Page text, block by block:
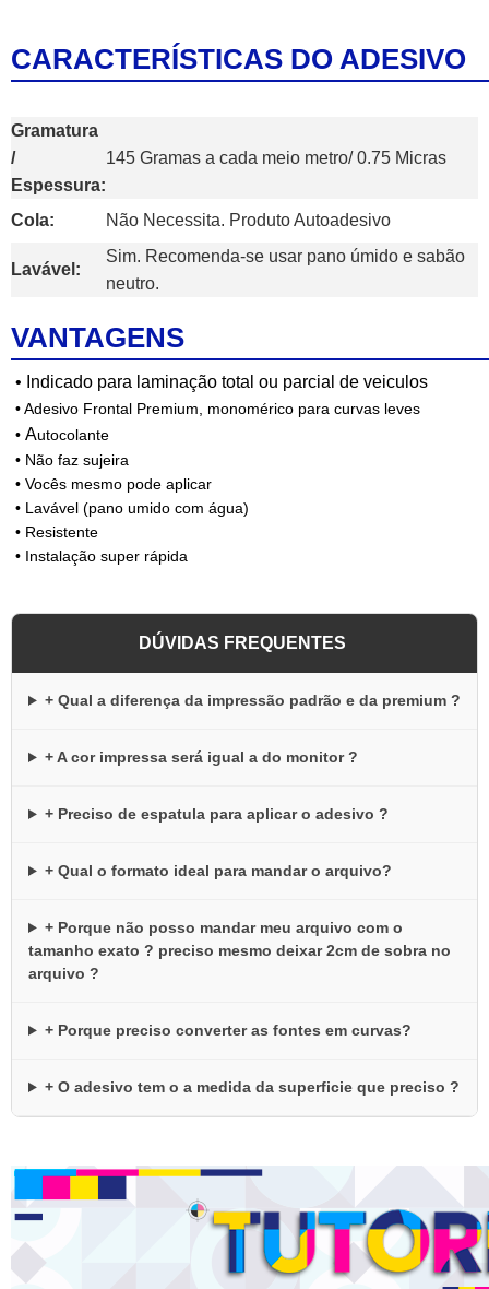
CARACTERÍSTICAS DO ADESIVO
Gramatura
/
Espessura:
145 Gramas a cada meio metro/ 0.75 Micras
Cola: Não Necessita. Produto Autoadesivo
Lavável:
Sim. Recomenda-se usar pano úmido e sabão
neutro.
VANTAGENS
• Indicado para laminação total ou parcial de veiculos
• Adesivo Frontal Premium, monomérico para curvas leves
• Autocolante
• Não faz sujeira
• Vocês mesmo pode aplicar
• Lavável (pano umido com água)
• Resistente
• Instalação super rápida
DÚVIDAS FREQUENTES
+ Qual a diferença da impressão padrão e da premium ?
+ A cor impressa será igual a do monitor ?
+ Preciso de espatula para aplicar o adesivo ?
+ Qual o formato ideal para mandar o arquivo?
+ Porque não posso mandar meu arquivo com o
tamanho exato ? preciso mesmo deixar 2cm de sobra no
arquivo ?
+ Porque preciso converter as fontes em curvas?
+ O adesivo tem o a medida da superficie que preciso ?